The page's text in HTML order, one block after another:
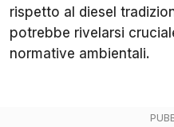
rispetto al diesel
potrebbe rivelarsi
normative ambientali.